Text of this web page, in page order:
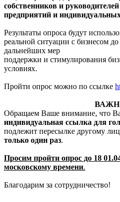
собственников и
предприятий и
Результаты опроса будут
реальной ситуации с бизнесом
дальнейших мер
поддержки и стимулирования
условиях.
Пройти опрос можно по ссылке
Обращаем Ваше внимание, что
индивидуальная ссылка для
подлежит пересылке другому
только один раз.
Просим пройти опрос до 18
московскому времени.
Благодарим за сотрудничество!